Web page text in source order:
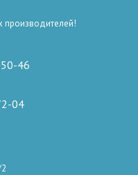
производителей!
46
04